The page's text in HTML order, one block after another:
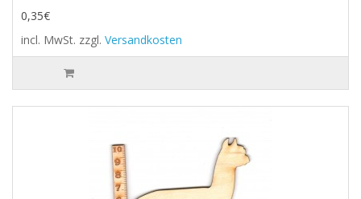
0,35€
incl. MwSt. zzgl. Versandkosten